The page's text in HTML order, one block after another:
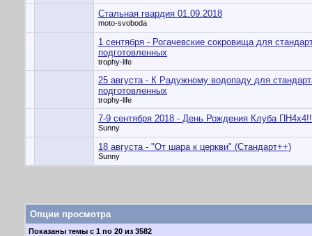
Стальная гвардия 01.09.2018
moto-svoboda
1 сентября - Рогачевские сокровища для
подготовленных
trophy-life
25 августа - К Радужному водопаду для
подготовленных
trophy-life
7-9 сентября 2018 - День Рождения Клуба
Sunny
18 августа - "От шара к церкви" (Стандарт++)
Sunny
Опции просмотра
Показаны темы с 1 по 20 из 3582